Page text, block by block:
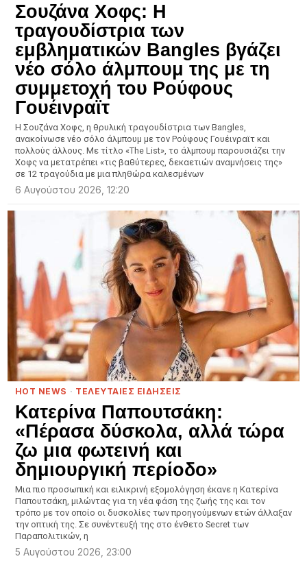
Σουζάνα Χοφς: Η
τραγουδίστρια των
εμβληματικών Bangles βγάζει
νέο σόλο άλμπουμ της με τη
συμμετοχή του Ρούφους
Γουέινραϊτ
Η Σουζάνα Χοφς, η θρυλική τραγουδίστρια των Bangles,
ανακοίνωσε νέο σόλο άλμπουμ με τον Ρούφους Γουέινραϊτ και
πολλούς άλλους. Με τίτλο «The List», το άλμπουμ παρουσιάζει την
Χοφς να μετατρέπει «τις βαθύτερες, δεκαετιών αναμνήσεις της»
σε 12 τραγούδια με μια πληθώρα καλεσμένων
6 Αυγούστου 2026, 12:20
HOT NEWS · ΤΕΛΕΥΤΑΙΕΣ ΕΙΔΗΣΕΙΣ
Κατερίνα Παπουτσάκη:
«Πέρασα δύσκολα, αλλά τώρα
ζω μια φωτεινή και
δημιουργική περίοδο»
Μια πιο προσωπική και ειλικρινή εξομολόγηση έκανε η Κατερίνα
Παπουτσάκη, μιλώντας για τη νέα φάση της ζωής της και τον
τρόπο με τον οποίο οι δυσκολίες των προηγούμενων ετών άλλαξαν
την οπτική της. Σε συνέντευξή της στο ένθετο Secret των
Παραπολιτικών, η
5 Αυγούστου 2026, 23:00